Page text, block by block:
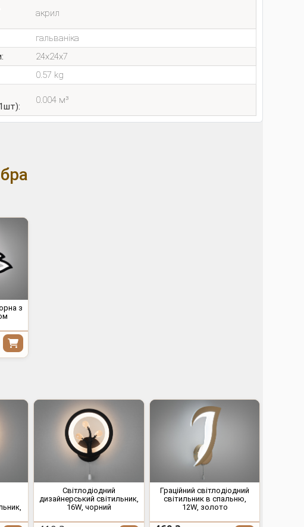
акрил
гальваніка
24x24x7
0.57 kg
0.004 м³
з
Світлодіодний
дизайнерський світильник,
16W, чорний
Граційний світлодіодний
світильник в спальню,
12W, золото